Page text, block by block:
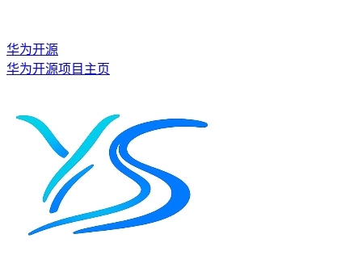
华为开源
华为开源项目主页